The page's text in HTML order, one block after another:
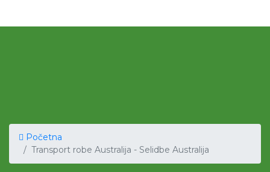
Početna
Transport robe Australija - Selidbe Australija